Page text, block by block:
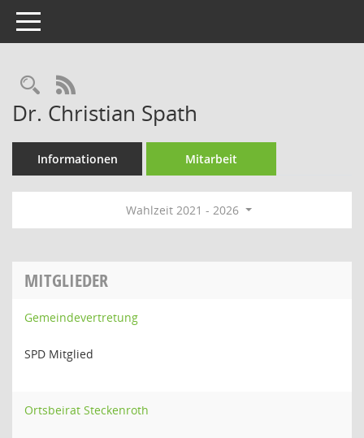
Toggle navigation
Rechercheauswahl
RSS-Feed
Dr. Christian Spath
Informationen Mitarbeit
Wahlzeit 2021 - 2026
MITGLIEDER
Gemeindevertretung
SPD Mitglied
Ortsbeirat Steckenroth